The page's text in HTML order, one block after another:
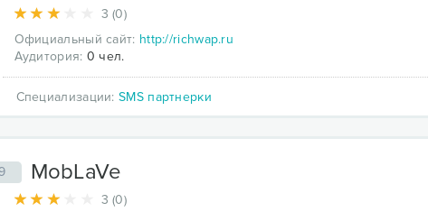
3 (0)
Официальный сайт: http://richwap.ru
Аудитория: 0 чел.
Специализации:SMS партнерки
MobLaVe
3 (0)